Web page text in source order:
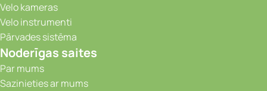
Velo kameras
Velo instrumenti
Pārvades sistēma
Noderīgas saites
Par mums
Sazinieties ar mums